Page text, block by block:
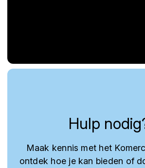
Hulp
Maak kennis met het
ontdek hoe je kan bieden of